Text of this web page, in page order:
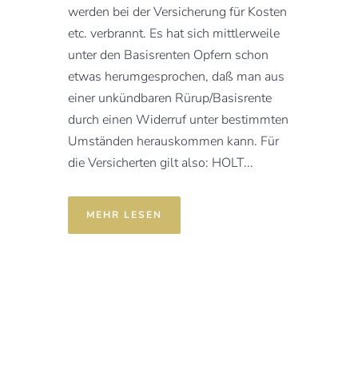
werden bei der Versicherung für Kosten
etc. verbrannt. Es hat sich mittlerweile
unter den Basisrenten Opfern schon
etwas herumgesprochen, daß man aus
einer unkündbaren Rürup/Basisrente
durch einen Widerruf unter bestimmten
Umständen herauskommen kann. Für
die Versicherten gilt also: HOLT...
MEHR LESEN